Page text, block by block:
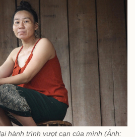
hành trình vượt cạn của mình (Ảnh: